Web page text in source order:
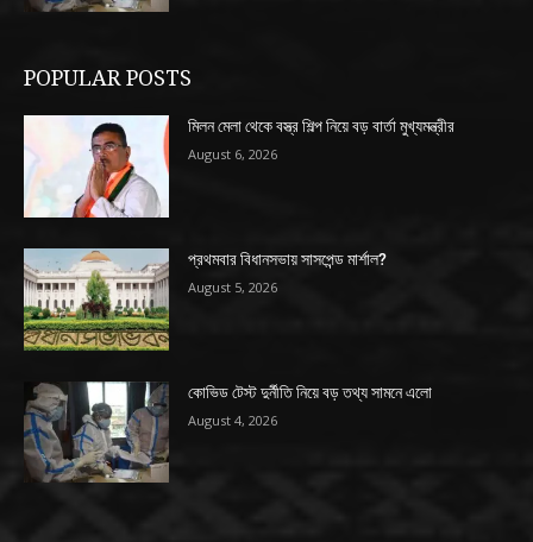
POPULAR POSTS
মিলন মেলা থেকে বস্ত্র শিল্প নিয়ে বড় বার্তা মুখ্যমন্ত্রীর
August 6, 2026
প্রথমবার বিধানসভায় সাসপেন্ড মার্শাল?
August 5, 2026
কোভিড টেস্ট দুর্নীতি নিয়ে বড় তথ্য সামনে এলো
August 4, 2026